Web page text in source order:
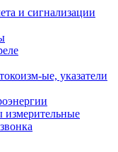
и сигнализации
ые, указатели
измерительные